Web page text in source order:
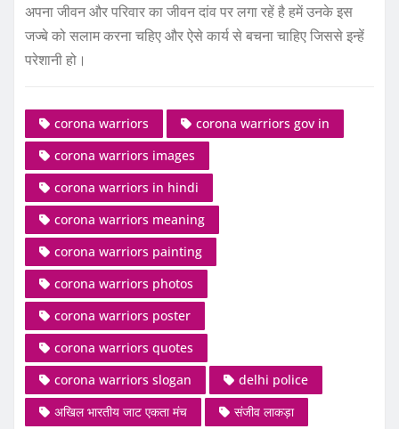
अपना जीवन और परिवार का जीवन दांव पर लगा रहें है हमें उनके इस
जज्बे को सलाम करना चहिए और ऐसे कार्य से बचना चाहिए जिससे इन्हें
परेशानी हो।
corona warriors
corona warriors gov in
corona warriors images
corona warriors in hindi
corona warriors meaning
corona warriors painting
corona warriors photos
corona warriors poster
corona warriors quotes
corona warriors slogan
delhi police
अखिल भारतीय जाट एकता मंच
संजीव लाकड़ा